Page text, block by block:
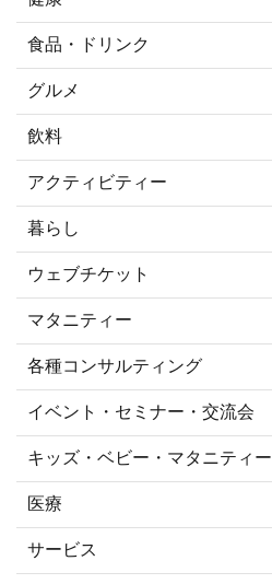
食品・ドリンク
グルメ
飲料
アクティビティー
暮らし
ウェブチケット
マタニティー
各種コンサルティング
イベント・セミナー・交流会
キッズ・ベビー・マタニティー
医療
サービス